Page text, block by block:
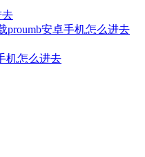
去
proumb安卓手机怎么进去
机怎么进去